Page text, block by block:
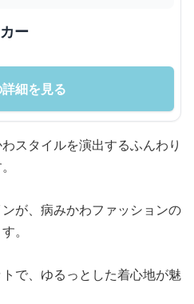
ー
細を見る
スタイルを演出するふんわり
が、病みかわファッションの
。
で、ゆるっとした着心地が魅